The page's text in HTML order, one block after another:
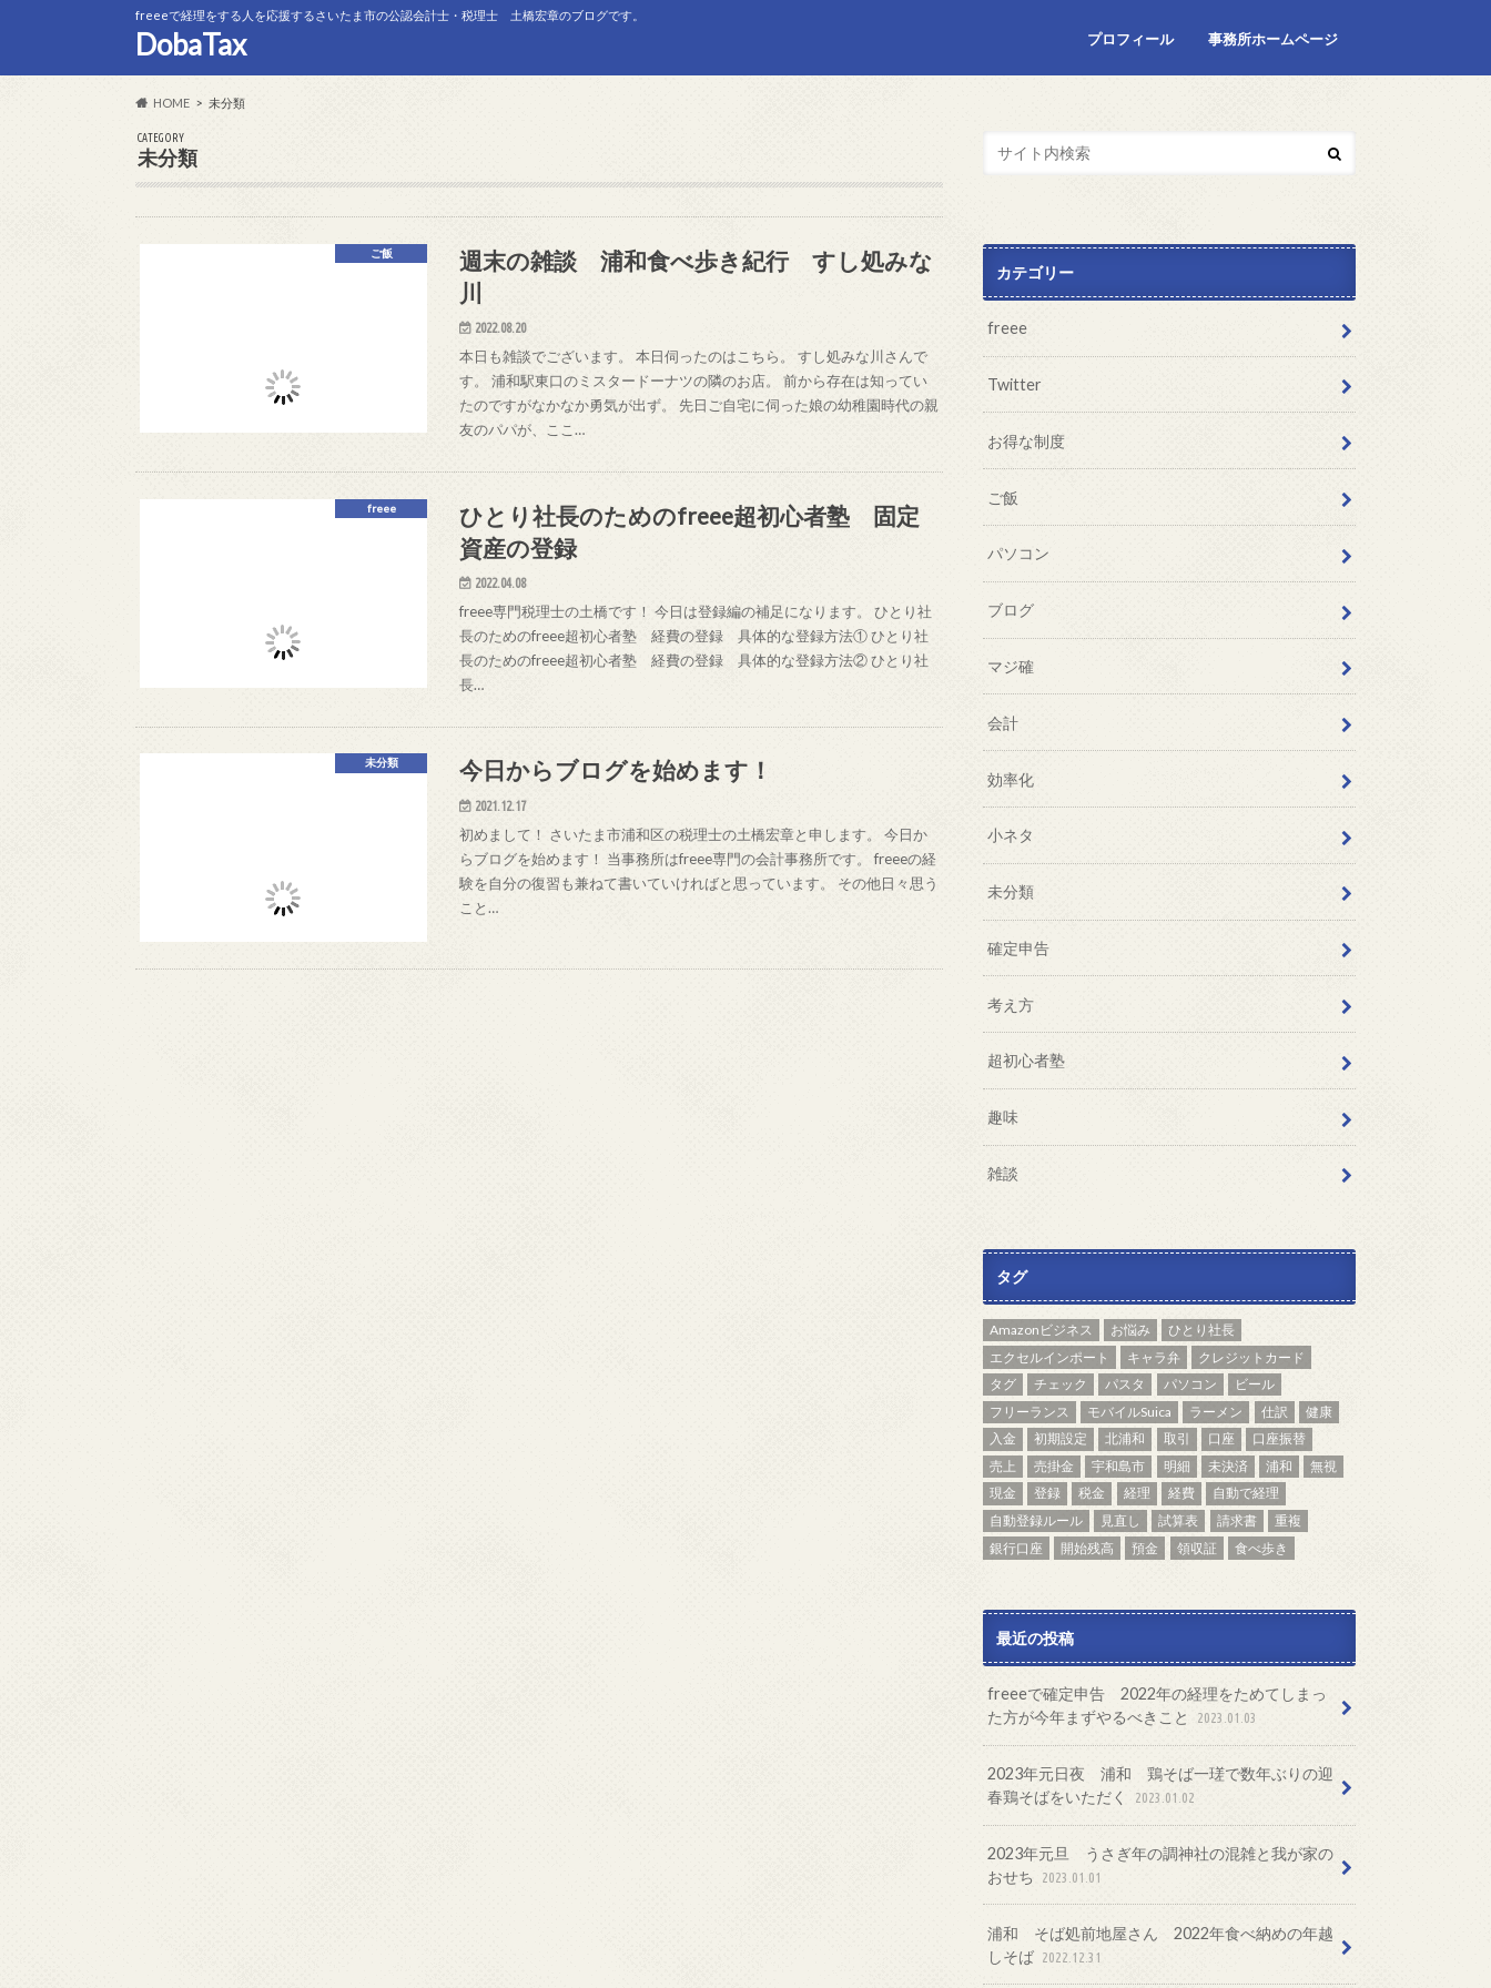
freeeで経理をする人を応援するさいたま市の公認会計士・税理士 土橋宏章のブログです。
DobaTax プロフィール 事務所ホームページ
HOME 未分類
CATEGORY
未分類
ご飯
週末の雑談 浦和食べ歩き紀行 すし処みな
川
2022.08.20
本日も雑談でございます。 本日伺ったのはこちら。 すし処みな川さんで
す。 浦和駅東口のミスタードーナツの隣のお店。 前から存在は知ってい
たのですがなかなか勇気が出ず。 先日ご自宅に伺った娘の幼稚園時代の親
友のパパが、ここ…
freee
ひとり社長のためのfreee超初心者塾 固定
資産の登録
2022.04.08
freee専門税理士の土橋です！ 今日は登録編の補足になります。 ひとり社
長のためのfreee超初心者塾 経費の登録 具体的な登録方法① ひとり社
長のためのfreee超初心者塾 経費の登録 具体的な登録方法② ひとり社
長…
未分類 今日からブログを始めます！
2021.12.17
初めまして！ さいたま市浦和区の税理士の土橋宏章と申します。 今日か
らブログを始めます！ 当事務所はfreee専門の会計事務所です。 freeeの経
験を自分の復習も兼ねて書いていければと思っています。 その他日々思う
こと…
カテゴリー
freee
Twitter
お得な制度
ご飯
パソコン
ブログ
マジ確
会計
効率化
小ネタ
未分類
確定申告
考え方
超初心者塾
趣味
雑談
タグ
Amazonビジネス お悩み
ひとり社長
エクセルインポート
キャラ弁
クレジットカード
タグ
チェック パスタ パソコン
ビール
フリーランス
モバイルSuica ラーメン 仕訳
健康
入金
初期設定 北浦和 取引 口座
口座振替
売上
売掛金 宇和島市 明細 未決済 浦和
無視
現金
登録 税金 経理 経費
自動で経理
自動登録ルール
見直し 試算表 請求書
重複
銀行口座
開始残高 預金 領収証 食べ歩き
最近の投稿
freeeで確定申告 2022年の経理をためてしまっ
た方が今年まずやるべきこと
2023.01.03
2023年元日夜 浦和 鶏そば一瑳で数年ぶりの迎
春鶏そばをいただく
2023.01.02
2023年元旦 うさぎ年の調神社の混雑と我が家の
おせち
2023.01.01
浦和 そば処前地屋さん 2022年食べ納めの年越
しそば 2022.12.31